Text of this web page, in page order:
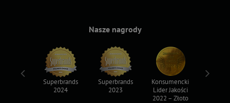
Nasze nagrody
Superbrands
2024
Superbrands
2023
Konsumencki
Lider Jakości
2022 – Złoto